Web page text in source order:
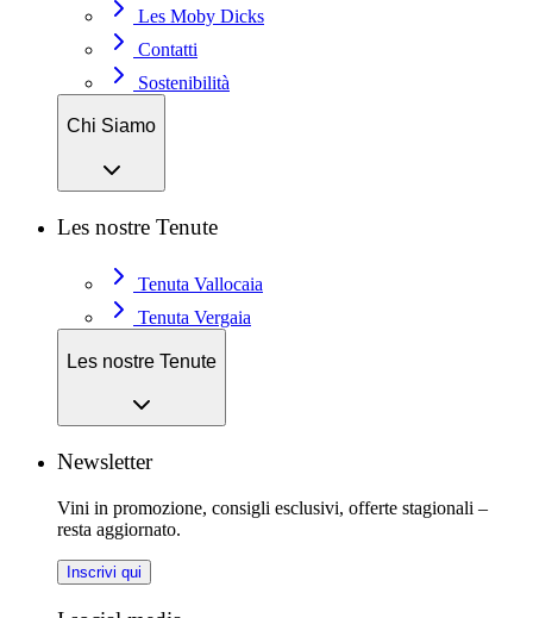
Les Moby Dicks
Contatti
Sostenibilità
Chi Siamo
Les nostre Tenute
Tenuta Vallocaia
Tenuta Vergaia
Les nostre Tenute
Newsletter
Vini in promozione, consigli esclusivi, offerte stagionali –
resta aggiornato.
Inscrivi qui